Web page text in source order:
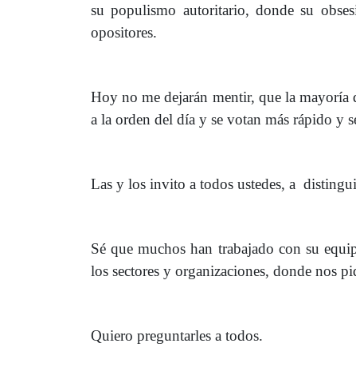
su populismo autoritario, donde su
opositores.
Hoy no me dejarán mentir, que la mayoría
a la orden del día y se votan más rápido y
Las y los invito a todos ustedes, a
Sé que muchos han trabajado con su
los sectores y organizaciones, donde nos
Quiero preguntarles a todos.